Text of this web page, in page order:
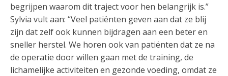
begrijpen waarom dit traject voor hen belangrijk is.”
Sylvia vult aan: “Veel patiënten geven aan dat ze blij
zijn dat zelf ook kunnen bijdragen aan een beter en
sneller herstel. We horen ook van patiënten dat ze na
de operatie door willen gaan met de training, de
lichamelijke activiteiten en gezonde voeding, omdat ze